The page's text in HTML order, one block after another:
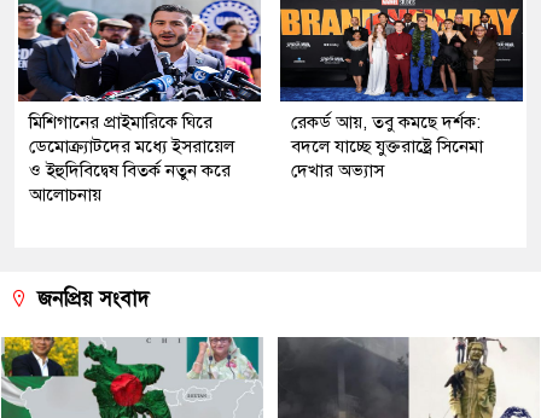
মিশিগানের প্রাইমারিকে ঘিরে
ডেমোক্র্যাটদের মধ্যে ইসরায়েল
ও ইহুদিবিদ্বেষ বিতর্ক নতুন করে
আলোচনায়
রেকর্ড আয়, তবু কমছে দর্শক:
বদলে যাচ্ছে যুক্তরাষ্ট্রে সিনেমা
দেখার অভ্যাস
জনপ্রিয় সংবাদ